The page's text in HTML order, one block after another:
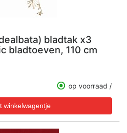
bladtak x3
bladtoeven, 110 cm
op voorraad /